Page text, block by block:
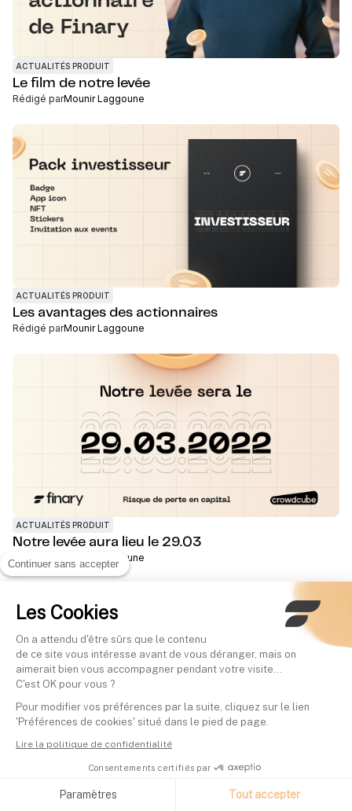
Continuer sans accepter
Les Cookies
On a attendu d'être sûrs que le contenu
de ce site vous intéresse avant de vous déranger, mais on
aimerait bien vous accompagner pendant votre visite...
C'est OK pour vous ?
Pour modifier vos préférences par la suite, cliquez sur le lien
'Préférences de cookies' situé dans le pied de page.
Lire la politique de confidentialité
Consentements certifiés par
Paramètres Tout accepter
ACTUALITÉS PRODUIT
Le film de notre levée
Rédigé parMounir Laggoune
ACTUALITÉS PRODUIT
Les avantages des actionnaires
Rédigé parMounir Laggoune
ACTUALITÉS PRODUIT
Notre levée aura lieu le 29.03
Rédigé par Mounir Laggoune
Rédigé parMounir Laggoune